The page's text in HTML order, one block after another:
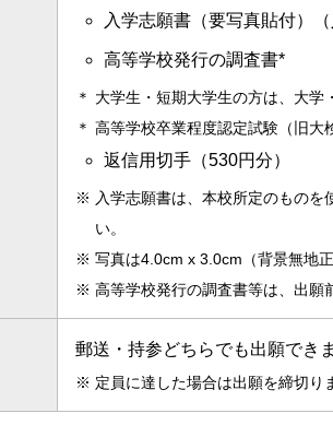
入学志願書（要写真貼付）
高等学校発行の調査書*
＊ 大学生・短期大学生の方は、大学
＊ 高等学校卒業程度認定試験（旧大
返信用切手（530円分）
※ 入学志願書は、本校所定のもの
い。
※ 写真は4.0cm x 3.0cm（背景無地
※ 高等学校発行の調査書等は、出願
郵送・持参どちらでも出願でき
※ 定員に達した場合は出願を締切り